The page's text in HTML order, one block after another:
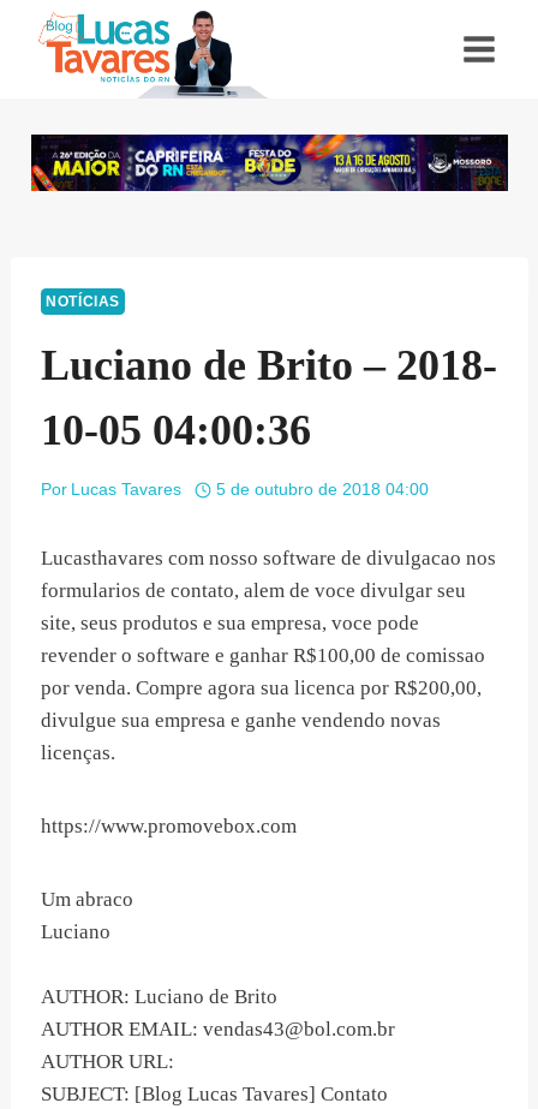
NOTÍCIAS
Luciano de Brito – 2018-
10-05 04:00:36
Por Lucas Tavares 5 de outubro de 2018 04:00
Lucasthavares com nosso software de divulgacao nos
formularios de contato, alem de voce divulgar seu
site, seus produtos e sua empresa, voce pode
revender o software e ganhar R$100,00 de comissao
por venda. Compre agora sua licenca por R$200,00,
divulgue sua empresa e ganhe vendendo novas
licenças.
https://www.promovebox.com
Um abraco
Luciano
AUTHOR: Luciano de Brito
AUTHOR EMAIL: vendas43@bol.com.br
AUTHOR URL:
SUBJECT: [Blog Lucas Tavares] Contato